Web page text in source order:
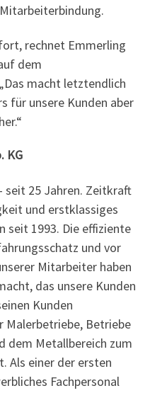
rechnet Emmerling
dem
macht letztendlich
für unsere Kunden aber
KG
seit 25 Jahren. Zeitkraft
und erstklassiges
seit 1993. Die effiziente
und vor
Mitarbeiter haben
das unsere Kunden
Kunden
Malerbetriebe, Betriebe
dem Metallbereich zum
Als einer der ersten
Fachpersonal